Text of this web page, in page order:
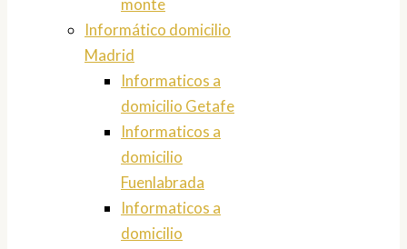
monte
Informático domicilio
Madrid
Informaticos a
domicilio Getafe
Informaticos a
domicilio
Fuenlabrada
Informaticos a
domicilio